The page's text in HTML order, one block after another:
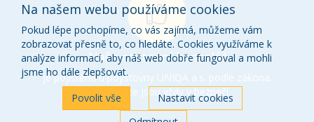
Ikonka
o
nás
Naše cestovní kancelář
je pojištěna u pojišťovny UNIQA a.s. podle zákona.
Vaše peníze jsou vždy v bezpečí.
Na našem webu používáme cookies
Pokud lépe pochopíme, co vás zajímá, můžeme vám
zobrazovat přesně to, co hledáte. Cookies využíváme k
analýze informací, aby náš web dobře fungoval a mohli
jsme ho dále zlepšovat.
Povolit vše
Nastavit cookies